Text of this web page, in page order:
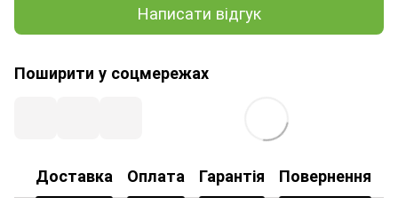
Написати відгук
Поширити у соцмережах
Доставка Оплата Гарантія Повернення